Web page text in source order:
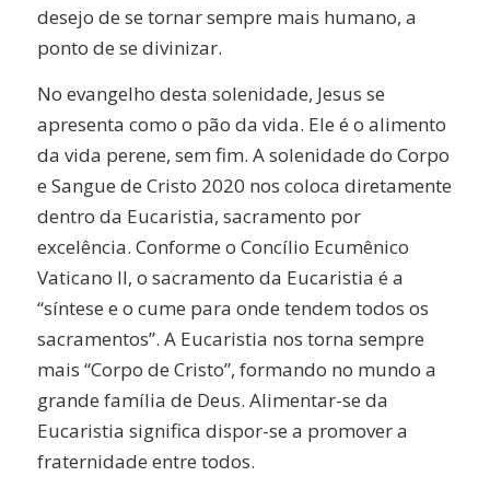
desejo de se tornar sempre mais humano, a
ponto de se divinizar.
No evangelho desta solenidade, Jesus se
apresenta como o pão da vida. Ele é o alimento
da vida perene, sem fim. A solenidade do Corpo
e Sangue de Cristo 2020 nos coloca diretamente
dentro da Eucaristia, sacramento por
excelência. Conforme o Concílio Ecumênico
Vaticano II, o sacramento da Eucaristia é a
“síntese e o cume para onde tendem todos os
sacramentos”. A Eucaristia nos torna sempre
mais “Corpo de Cristo”, formando no mundo a
grande família de Deus. Alimentar-se da
Eucaristia significa dispor-se a promover a
fraternidade entre todos.